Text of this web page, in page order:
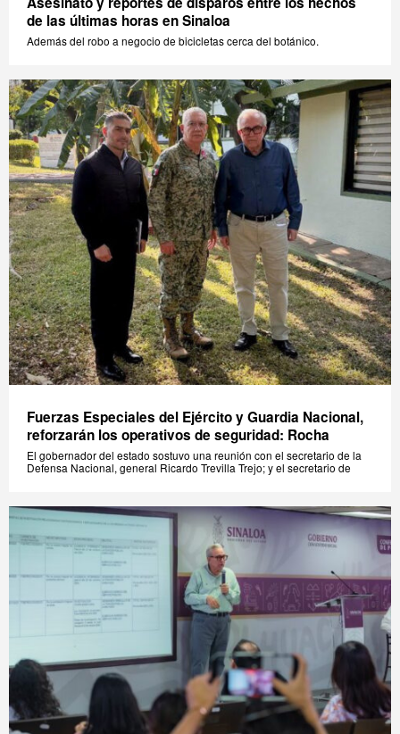
de las últimas horas en Sinaloa
Además del robo a negocio de bicicletas cerca del botánico.
Fuerzas Especiales del Ejército y Guardia Nacional,
reforzarán los operativos de seguridad: Rocha
El gobernador del estado sostuvo una reunión con el secretario de la
Defensa Nacional, general Ricardo Trevilla Trejo; y el secretario de